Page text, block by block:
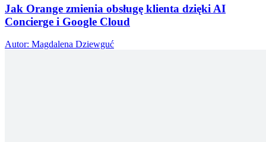
Jak Orange zmienia obsługę klienta dzięki AI
Concierge i Google Cloud
Autor: Magdalena Dziewguć